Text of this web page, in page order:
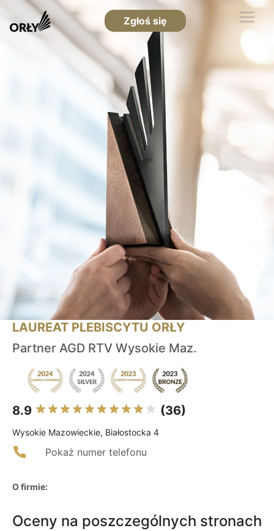
Zgłoś się
LAUREAT PLEBISCYTU ORŁY
Partner AGD RTV Wysokie Maz.
8.9 (36)
Wysokie Mazowieckie, Białostocka 4
Pokaż numer telefonu
O firmie:
Oceny na poszczególnych stronach